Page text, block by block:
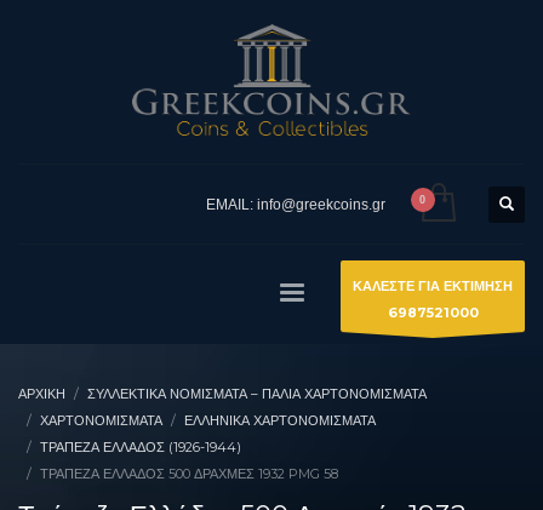
EMAIL: info@greekcoins.gr
ΚΑΛΕΣΤΕ ΓΙΑ ΕΚΤΙΜΗΣΗ
6987521000
ΑΡΧΙΚΉ
ΣΥΛΛΕΚΤΙΚΆ ΝΟΜΊΣΜΑΤΑ – ΠΑΛΙΆ ΧΑΡΤΟΝΟΜΊΣΜΑΤΑ
ΧΑΡΤΟΝΟΜΙΣΜΑΤΑ
ΕΛΛΗΝΙΚΆ ΧΑΡΤΟΝΟΜΊΣΜΑΤΑ
ΤΡΆΠΕΖΑ ΕΛΛΆΔΟΣ (1926-1944)
ΤΡΆΠΕΖΑ ΕΛΛΆΔΟΣ 500 ΔΡΑΧΜΈΣ 1932 PMG 58